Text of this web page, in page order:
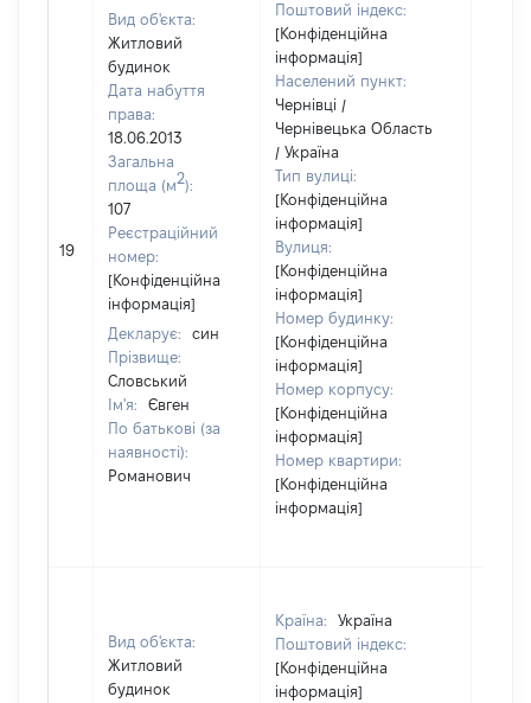
19
Вид об'єкта:
Житловий
будинок
Дата набуття
права:
18.06.2013
Загальна
площа (м2):
107
Реєстраційний
номер:
[Конфіденційна
інформація]
Декларує:
син
Прізвище:
Словський
Ім'я:
Євген
По батькові (за
наявності):
Романович
Поштовий індекс:
[Конфіденційна
інформація]
Населений пункт:
Чернівці /
Чернівецька Область
/ Україна
Тип вулиці:
[Конфіденційна
інформація]
Вулиця:
[Конфіденційна
інформація]
Номер будинку:
[Конфіденційна
інформація]
Номер корпусу:
[Конфіденційна
інформація]
Номер квартири:
[Конфіденційна
інформація]
Вид об'єкта:
Житловий
будинок
Країна:
Україна
Поштовий індекс:
[Конфіденційна
інформація]